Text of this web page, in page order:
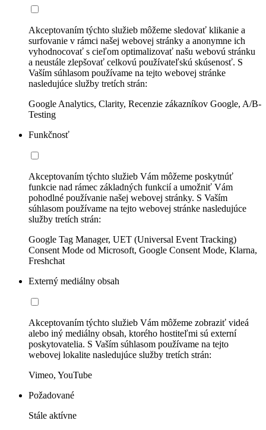
Akceptovaním týchto služieb môžeme sledovať klikanie a
surfovanie v rámci našej webovej stránky a anonymne ich
vyhodnocovať s cieľom optimalizovať našu webovú stránku
a neustále zlepšovať celkovú používateľskú skúsenosť. S
Vaším súhlasom používame na tejto webovej stránke
nasledujúce služby tretích strán:
Google Analytics, Clarity, Recenzie zákazníkov Google, A/B-
Testing
Funkčnosť
Akceptovaním týchto služieb Vám môžeme poskytnúť
funkcie nad rámec základných funkcií a umožniť Vám
pohodlné používanie našej webovej stránky. S Vaším
súhlasom používame na tejto webovej stránke nasledujúce
služby tretích strán:
Google Tag Manager, UET (Universal Event Tracking)
Consent Mode od Microsoft, Google Consent Mode, Klarna,
Freshchat
Externý mediálny obsah
Akceptovaním týchto služieb Vám môžeme zobraziť videá
alebo iný mediálny obsah, ktorého hostiteľmi sú externí
poskytovatelia. S Vaším súhlasom používame na tejto
webovej lokalite nasledujúce služby tretích strán:
Vimeo, YouTube
Požadované
Stále aktívne